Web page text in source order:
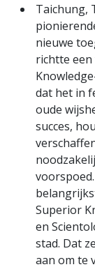
Taichung,
nieuwe
richtte
dat het in
oude
succes,
Superior
en
stad. Dat
aan om te